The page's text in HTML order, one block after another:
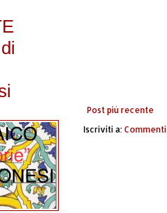
Post più recente
Iscriviti a: